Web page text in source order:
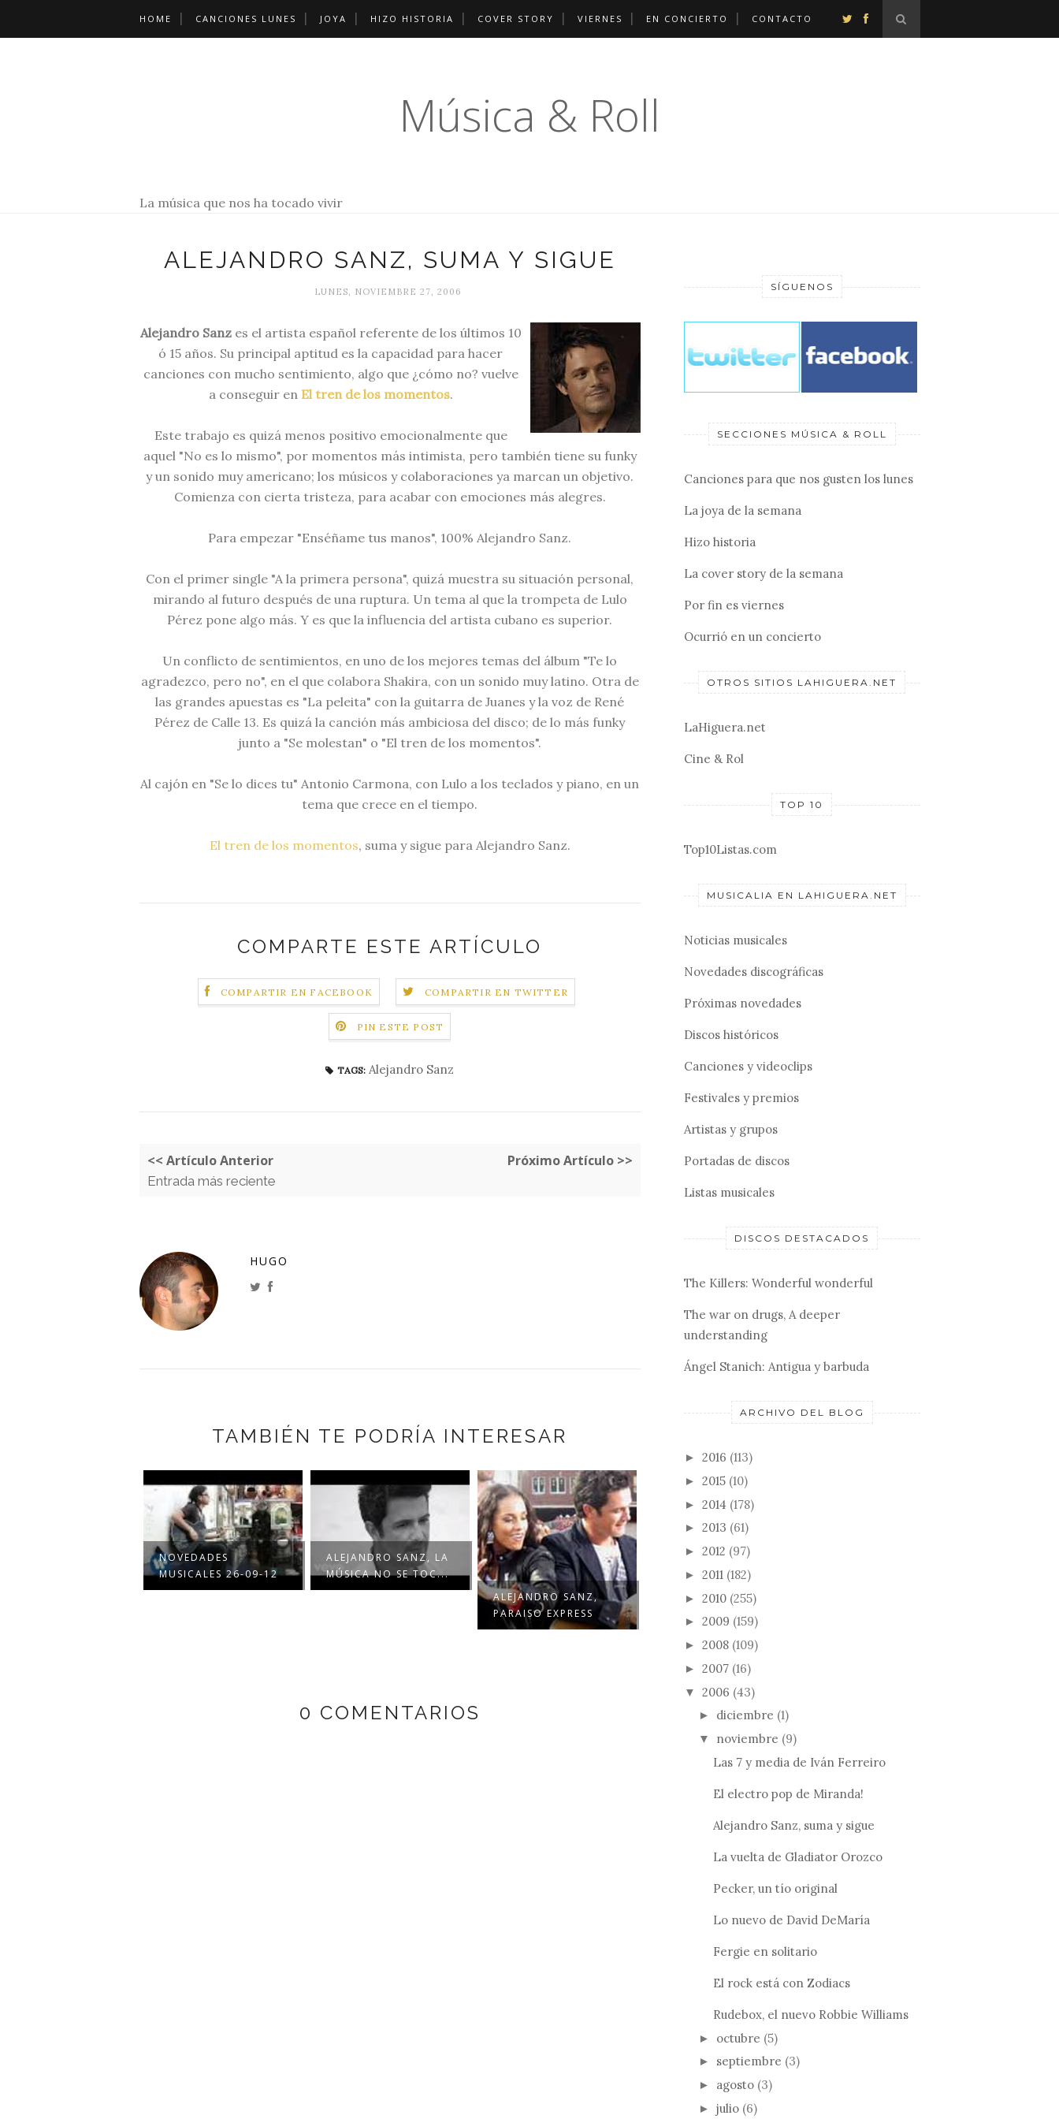
HOME CANCIONES LUNES JOYA HIZO HISTORIA COVER STORY VIERNES EN CONCIERTO CONTACTO
Música & Roll
La música que nos ha tocado vivir
ALEJANDRO SANZ, SUMA Y SIGUE
LUNES, NOVIEMBRE 27, 2006
Alejandro Sanzes el artista español referente de los últimos 10
ó 15 años. Su principal aptitud es la capacidad para hacer
canciones con mucho sentimiento, algo que ¿cómo no? vuelve
a conseguir en El tren de los momentos.
Este trabajo es quizá menos positivo emocionalmente que
aquel "No es lo mismo", por momentos más intimista, pero también tiene su funky
y un sonido muy americano; los músicos y colaboraciones ya marcan un objetivo.
Comienza con cierta tristeza, para acabar con emociones más alegres.
Para empezar "Enséñame tus manos", 100% Alejandro Sanz.
Con el primer single "A la primera persona", quizá muestra su situación personal,
mirando al futuro después de una ruptura. Un tema al que la trompeta de Lulo
Pérez pone algo más. Y es que la influencia del artista cubano es superior.
Un conflicto de sentimientos, en uno de los mejores temas del álbum "Te lo
agradezco, pero no", en el que colabora Shakira, con un sonido muy latino. Otra de
las grandes apuestas es "La peleita" con la guitarra de Juanes y la voz de René
Pérez de Calle 13. Es quizá la canción más ambiciosa del disco; de lo más funky
junto a "Se molestan" o "El tren de los momentos".
Al cajón en "Se lo dices tu" Antonio Carmona, con Lulo a los teclados y piano, en un
tema que crece en el tiempo.
El tren de los momentos, suma y sigue para Alejandro Sanz.
COMPARTE ESTE ARTÍCULO
COMPARTIR EN FACEBOOK COMPARTIR EN TWITTER
PIN ESTE POST
TAGS: Alejandro Sanz
<< Artículo Anterior
Entrada más reciente
Próximo Artículo >>
HUGO
TAMBIÉN TE PODRÍA INTERESAR
NOVEDADES
MUSICALES 26-09-12
ALEJANDRO SANZ, LA
MÚSICA NO SE TOC...
ALEJANDRO SANZ,
PARAISO EXPRESS
0 COMENTARIOS
SÍGUENOS
SECCIONES MÚSICA & ROLL
Canciones para que nos gusten los lunes
La joya de la semana
Hizo historia
La cover story de la semana
Por fin es viernes
Ocurrió en un concierto
OTROS SITIOS LAHIGUERA.NET
LaHiguera.net
Cine & Rol
TOP 10
Top10Listas.com
MUSICALIA EN LAHIGUERA.NET
Noticias musicales
Novedades discográficas
Próximas novedades
Discos históricos
Canciones y videoclips
Festivales y premios
Artistas y grupos
Portadas de discos
Listas musicales
DISCOS DESTACADOS
The Killers: Wonderful wonderful
The war on drugs, A deeper
understanding
Ángel Stanich: Antigua y barbuda
ARCHIVO DEL BLOG
► 2016 (113)
► 2015 (10)
► 2014 (178)
► 2013 (61)
► 2012 (97)
► 2011 (182)
► 2010 (255)
► 2009 (159)
► 2008 (109)
► 2007 (16)
▼ 2006 (43)
► diciembre (1)
▼ noviembre (9)
Las 7 y media de Iván Ferreiro
El electro pop de Miranda!
Alejandro Sanz, suma y sigue
La vuelta de Gladiator Orozco
Pecker, un tío original
Lo nuevo de David DeMaría
Fergie en solitario
El rock está con Zodiacs
Rudebox, el nuevo Robbie Williams
► octubre (5)
► septiembre (3)
► agosto (3)
► julio (6)